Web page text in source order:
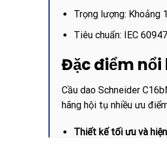
Trọng lượng: Khoảng
Tiêu chuẩn: IEC
Đặc điểm nổi
Cầu dao Schneider
hãng hội tụ nhiều ưu
Thiết kế tối ưu và
suốt giúp dễ dàng